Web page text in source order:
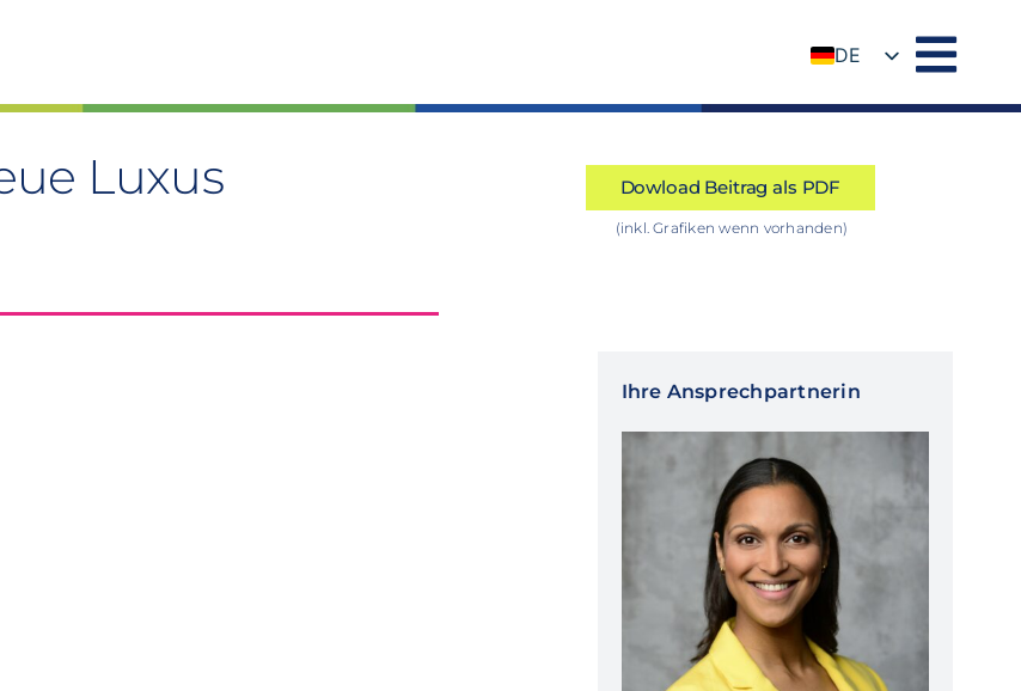
DE
Luxus Dowload Beitrag als PDF
(inkl. Grafiken wenn vorhanden)
Ihre Ansprechpartnerin